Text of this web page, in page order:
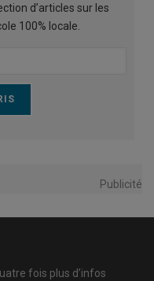
d’articles sur les
100% locale.
Publicité
fois plus d’infos